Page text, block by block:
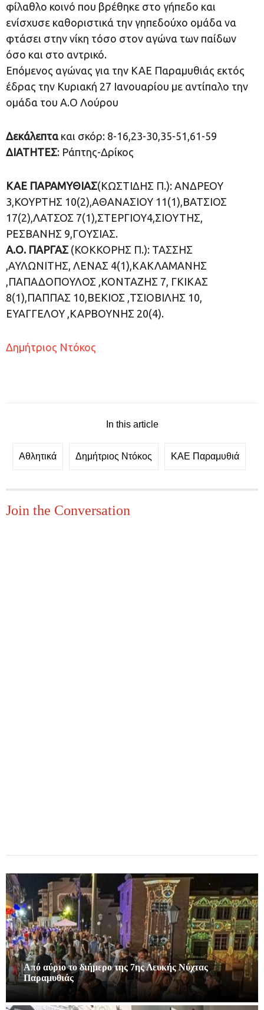
φίλαθλο κοινό που βρέθηκε στο γήπεδο και
ενίσχυσε καθοριστικά την γηπεδούχο ομάδα να
φτάσει στην νίκη τόσο στον αγώνα των παίδων
όσο και στο αντρικό.
Επόμενος αγώνας για την ΚΑΕ Παραμυθιάς εκτός
έδρας την Κυριακή 27 Ιανουαρίου με αντίπαλο την
ομάδα του Α.Ο Λούρου
Δεκάλεπτακαι σκόρ: 8-16,23-30,35-51,61-59
ΔΙΑΤΗΤΕΣ: Ράπτης-Δρίκος
ΚΑΕ ΠΑΡΑΜΥΘΙΑΣ(ΚΩΣΤΙΔΗΣ Π.): ΑΝΔΡΕΟΥ
3,ΚΟΥΡΤΗΣ 10(2),ΑΘΑΝΑΣΙΟΥ 11(1),ΒΑΤΣΙΟΣ
17(2),ΛΑΤΣΟΣ 7(1),ΣΤΕΡΓΙΟΥ4,ΣΙΟΥΤΗΣ,
ΡΕΣΒΑΝΗΣ 9,ΓΟΥΣΙΑΣ.
Α.Ο. ΠΑΡΓΑΣ (ΚΟΚΚΟΡΗΣ Π.): ΤΑΣΣΗΣ
,ΑΥΛΩΝΙΤΗΣ, ΛΕΝΑΣ 4(1),ΚΑΚΛΑΜΑΝΗΣ
,ΠΑΠΑΔΟΠΟΥΛΟΣ ,ΚΟΝΤΑΖΗΣ 7, ΓΚΙΚΑΣ
8(1),ΠΑΠΠΑΣ 10,ΒΕΚΙΟΣ ,ΤΣΙΟΒΙΛΗΣ 10,
ΕΥΑΓΓΕΛΟΥ ,ΚΑΡΒΟΥΝΗΣ 20(4).
Δημήτριος Ντόκος
In this article
Αθλητικά Δημήτριος Ντόκος ΚΑΕ Παραμυθιά
Join the Conversation
Από αύριο το διήμερο της 7ης Λευκής Νύχτας
Παραμυθιάς